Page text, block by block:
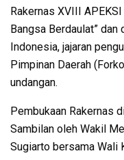
Rakernas XVIII
Bangsa Berdaulat”
Indonesia, jajaran
Pimpinan Daerah
undangan.
Pembukaan Rakernas
Sambilan oleh Wakil
Sugiarto bersama Wali